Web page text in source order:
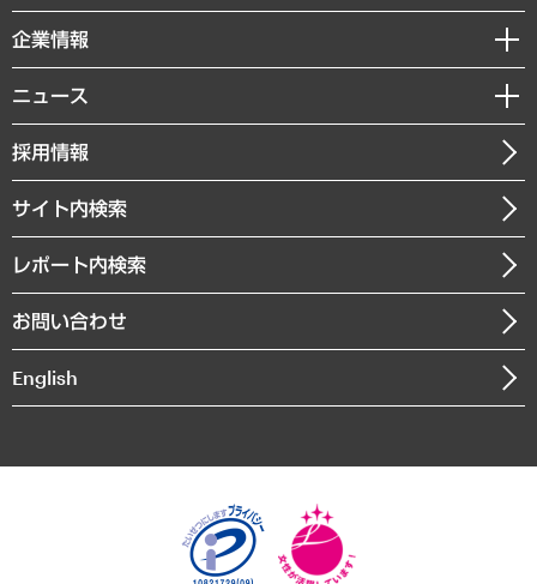
共生・ダイバーシティ
GRC（ガバナンス・リスク・コンプライアンス）・防災（政策）
経済・産業・雇用・労働
まちづくり・観光・交通・スポーツ・スマートシティ
自然資源・農林水産業・食料システム
レポート
コラム
経営用語集
受託・受注実績（官公庁関連）
メディア掲載・出演
セミナー・イベント情報
MUFGビジネスセミナー
受託案件情報
企業情報
私たちの想い
社長メッセージ
会社概要
沿革
組織図・本部部室紹介
インドネシア現地法人
個人情報保護方針
ニュース
ニュースリリース
お知らせ
採用情報
サイト内検索
レポート内検索
お問い合わせ
English